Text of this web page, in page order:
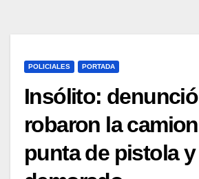
POLICIALES PORTADA
Insólito:
robaron la
punta de pistola